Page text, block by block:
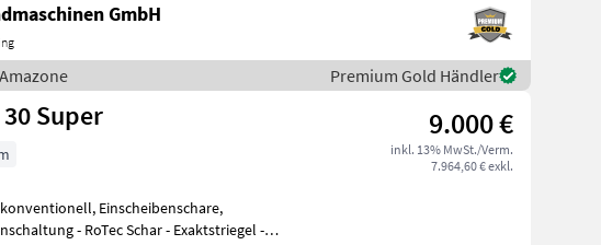
GmbH
Premium Gold Händler
Super 9.000 €
inkl. 13% MwSt./Verm.
7.964,60 € exkl.
Einscheibenschare,
- RoTec Schar - Exaktstriegel -